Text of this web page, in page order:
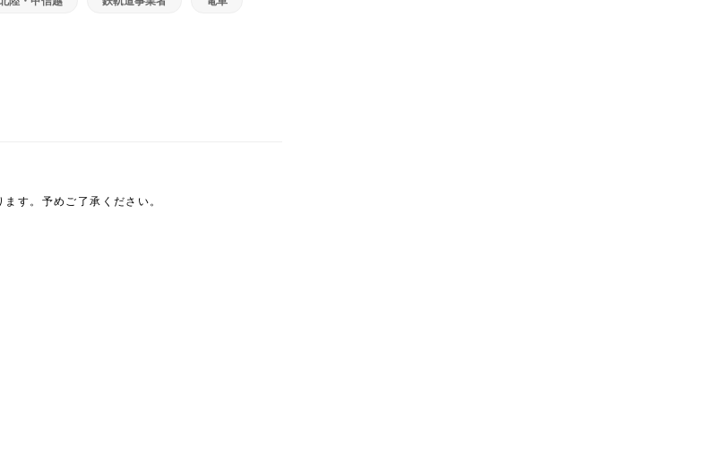
す。予めご了承ください。